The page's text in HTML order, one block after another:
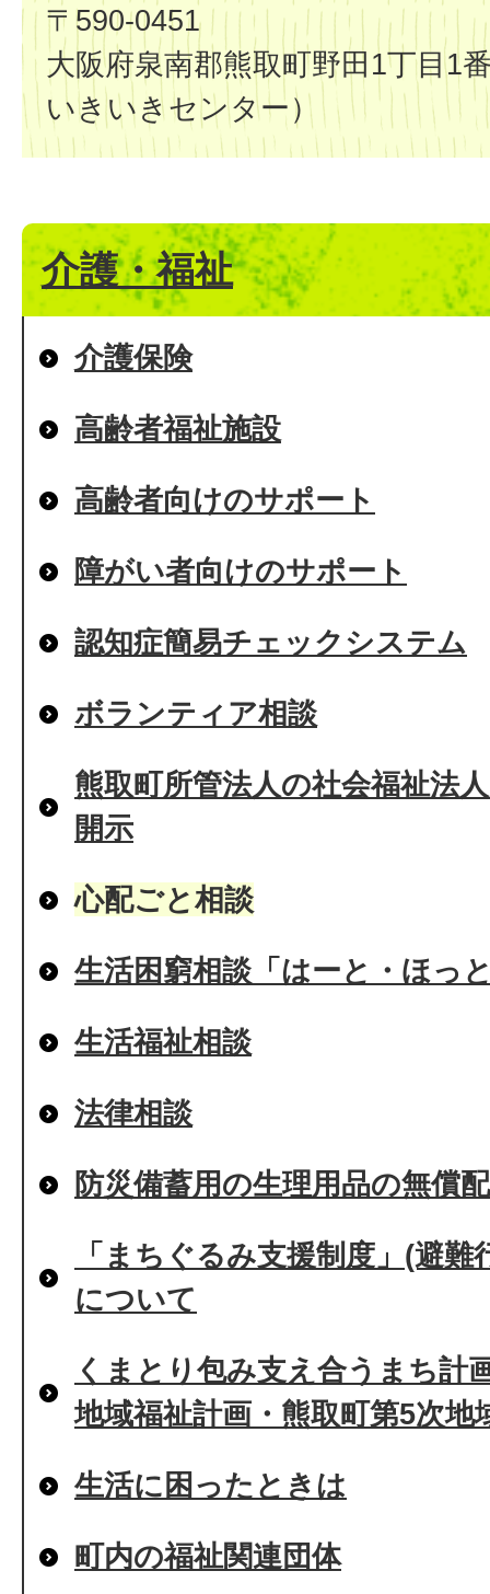
〒590-0451
大阪府泉南郡熊取町野田1丁目1
いきいきセンター）
介護・福祉
介護保険
高齢者福祉施設
高齢者向けのサポート
障がい者向けのサポート
認知症簡易チェックシステム
ボランティア相談
熊取町所管法人の社会福祉法
開示
心配ごと相談
生活困窮相談「はーと・ほっ
生活福祉相談
法律相談
防災備蓄用の生理用品の無償
「まちぐるみ支援制度」(避
について
くまとり包み支え合うまち計
地域福祉計画・熊取町第5次地
生活に困ったときは
町内の福祉関連団体